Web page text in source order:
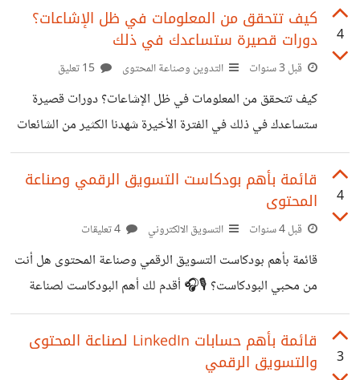
التسويق الرقمي والمحتوى👇: 1️⃣ Content Marketing
Institute يقدم في تغريداته أمثلة ودراسات الحالة ودورات
تدريبية عن التسويق الرقمي وصناعة المحتوى بطريقة منظمة
ومفيدة https://twitter.com/cmicontent 2️⃣ Rand
Fishkin مؤسس موقع ومنصة Moz, يغرد عن جميع أنواع
البحث https://twitter.com/randfish 3️⃣ contently
الموقع المعروف لتصميم بورتفوليو
4
كيف تتحقق من المعلومات في ظل الإشاعات؟
دورات قصيرة ستساعدك في ذلك
قبل 3 سنوات التدوين وصناعة المحتوى
كيف تتحقق من المعلومات في ظل الإشاعات؟ دورات قصيرة
ستساعدك في ذلك في الفترة الأخيرة شهدنا الكثير من الشائعات
والأخبار المغلوطة بما يخص الزلازل وغيرها وهنا مجموعة من
الدورات القصيرة أونلاين لتطوير مهاراتك في البحث والتحقق
من Google News Initiative مدة الدورات التدريبية قصيرة
وتركز كل واحدة منها على مهارة معينة مع أمثلة وتمارين عملية.
من المهارات المهمة التي يمكن أن تتعلمها: - كيفية إيجاد من نشر
4
قائمة بأهم بودكاست التسويق الرقمي وصناعة
المحتوى
قبل 4 سنوات التسويق الالكتروني
قائمة بأهم بودكاست التسويق الرقمي وصناعة المحتوى هل أنت
من محبي البودكاست؟ 🎙️🎧 أقدم لك أهم البودكاست لصناعة
المحتوى والتسويق👇: 1️⃣ Marketing School يجمع Neil
Patel و Eric Siu بين خبرتهما التسويقية للقيام بهذا البودكاست
الذي يغطي موضوعات التسويق الرقمي وصناعة المحتوى
3
قائمة بأهم حسابات LinkedIn لصناعة المحتوى
والتسويق الرقمي